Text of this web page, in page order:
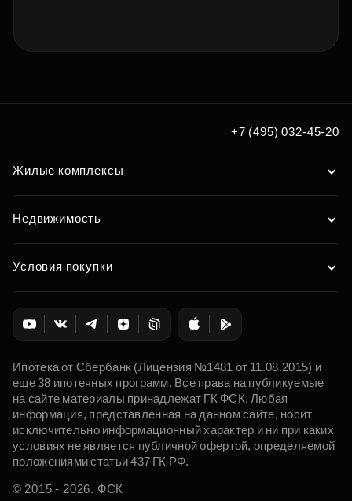
+7 (495) 032-45-20
Жилые комплексы
Недвижимость
Условия покупки
Ипотека от Сбербанк (Лицензия №1481 от 11.08.2015) и
еще 38 ипотечных программ. Все права на публикуемые
на сайте материалы принадлежат ГК ФСК. Любая
информация, представленная на данном сайте, носит
исключительно информационный характер и ни при каких
условиях не является публичной офертой, определяемой
положениями статьи 437 ГК РФ.
© 2015 - 2026. ФСК